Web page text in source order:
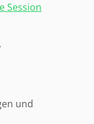
Session
und